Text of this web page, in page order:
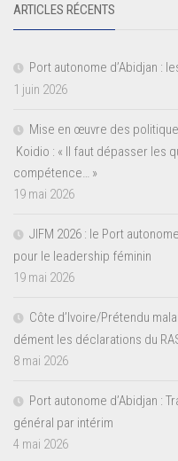
ARTICLES RÉCENTS
Port autonome d’Abidjan :
1 juin 2026
Mise en œuvre des
Koidio : « Il faut dépasser les
compétence… »
19 mai 2026
JIFM 2026 : le Port
pour le leadership féminin
19 mai 2026
Côte d’Ivoire/Prétendu
dément les déclarations du
8 mai 2026
Port autonome d’Abidjan :
général par intérim
4 mai 2026